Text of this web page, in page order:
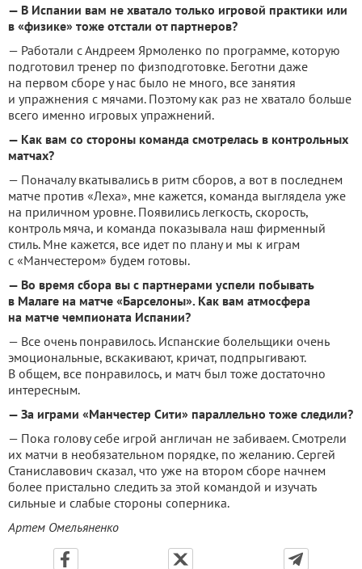
— В Испании вам не хватало только игровой практики или
в «физике» тоже отстали от партнеров?
— Работали с Андреем Ярмоленко по программе, которую
подготовил тренер по физподготовке. Беготни даже
на первом сборе у нас было не много, все занятия
и упражнения с мячами. Поэтому как раз не хватало больше
всего именно игровых упражнений.
— Как вам со стороны команда смотрелась в контрольных
матчах?
— Поначалу вкатывались в ритм сборов, а вот в последнем
матче против «Леха», мне кажется, команда выглядела уже
на приличном уровне. Появились легкость, скорость,
контроль мяча, и команда показывала наш фирменный
стиль. Мне кажется, все идет по плану и мы к играм
с «Манчестером» будем готовы.
— Во время сбора вы с партнерами успели побывать
в Малаге на матче «Барселоны». Как вам атмосфера
на матче чемпионата Испании?
— Все очень понравилось. Испанские болельщики очень
эмоциональные, вскакивают, кричат, подпрыгивают.
В общем, все понравилось, и матч был тоже достаточно
интересным.
— За играми «Манчестер Сити» параллельно тоже следили?
— Пока голову себе игрой англичан не забиваем. Смотрели
их матчи в необязательном порядке, по желанию. Сергей
Станиславович сказал, что уже на втором сборе начнем
более пристально следить за этой командой и изучать
сильные и слабые стороны соперника.
Артем Омельяненко